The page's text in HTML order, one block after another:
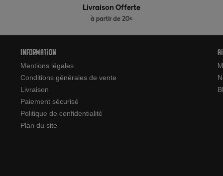
Livraison Offerte
à partir de 20€
Information
Mentions légales
Conditions générales de vente
Livraison
Paiement sécurisé
Politique de confidentialité
Plan du site